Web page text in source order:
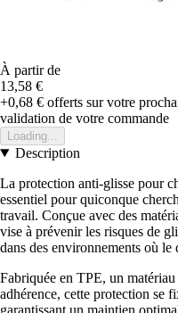
À partir de
13,58 €
+0,68 € offerts sur votre
validation de votre commande
Loading...
Description
La protection anti-glisse pour
essentiel pour quiconque
travail. Conçue avec des
vise à prévenir les risques de
dans des environnements où le
Fabriquée en TPE, un
adhérence, cette protection se
garantissant un maintien